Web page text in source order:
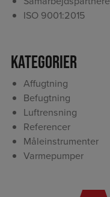
ISO 9001:2015
Kategorier
Affugtning
Befugtning
Luftrensning
Referencer
Måleinstrumenter
Varmepumper